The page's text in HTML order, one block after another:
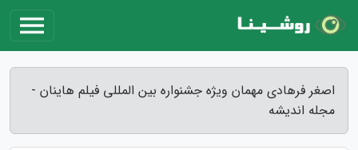
اصغر فرهادی مهمان ویژه جشنواره بین المللی فیلم هاینان -
مجله اندیشه